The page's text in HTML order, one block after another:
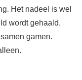
Het nadeel is wel
wordt gehaald,
gamen.